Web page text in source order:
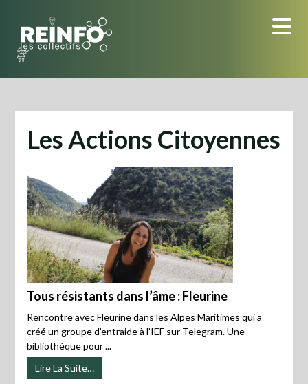
content
Les Actions Citoyennes
Tous résistants dans l’âme : Fleurine
Rencontre avec Fleurine dans les Alpes Maritimes qui a
créé un groupe d’entraide à l’IEF sur Telegram. Une
bibliothèque pour ...
Lire La Suite…